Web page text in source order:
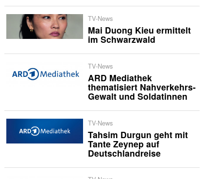
TV-News
Mai Duong Kieu ermittelt
im Schwarzwald
TV-News
ARD Mediathek
thematisiert Nahverkehrs-
Gewalt und Soldatinnen
TV-News
Tahsim Durgun geht mit
Tante Zeynep auf
Deutschlandreise